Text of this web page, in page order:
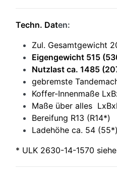
Techn. Daten:
Zul. Gesamtgewicht
Eigengewicht 515
Nutzlast ca. 1485
gebremste
Koffer-Innenmaße
Maße über alles
Bereifung R13 (R14*)
Ladehöhe ca. 54
* ULK 2630-14-1570